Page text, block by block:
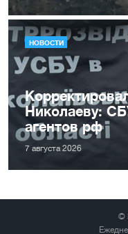
НОВОСТИ
Николаеву:
агентов рф
7 августа 2026
©